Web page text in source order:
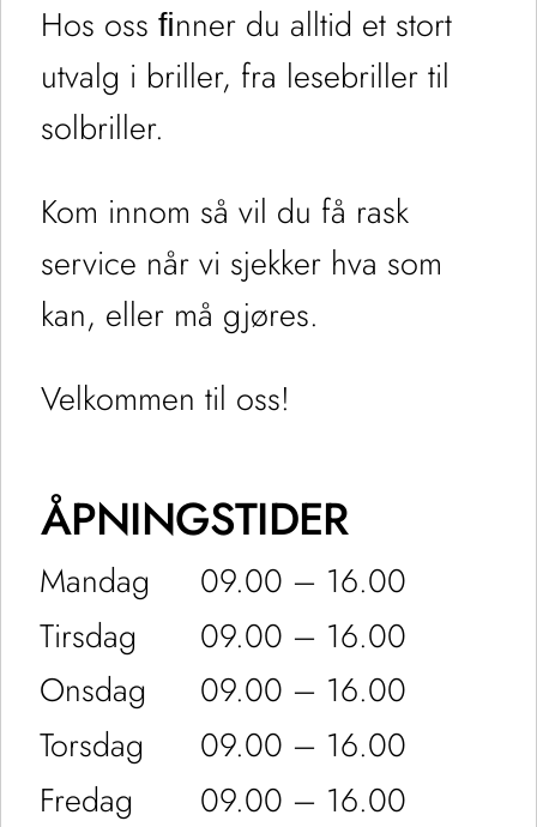
Hos oss ﬁnner du alltid et stort
utvalg i briller, fra lesebriller til
solbriller.
Kom innom så vil du få rask
service når vi sjekker hva som
kan, eller må gjøres.
Velkommen til oss!
ÅPNINGSTIDER
Mandag
09.00 – 16.00
Tirsdag
09.00 – 16.00
Onsdag
09.00 – 16.00
Torsdag
09.00 – 16.00
Fredag
09.00 – 16.00